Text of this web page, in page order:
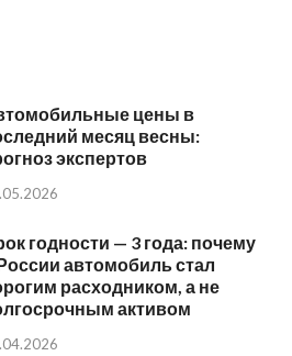
цены в
месяц весны:
экспертов
годности — 3 года: почему
автомобиль стал
расходником, а не
активом